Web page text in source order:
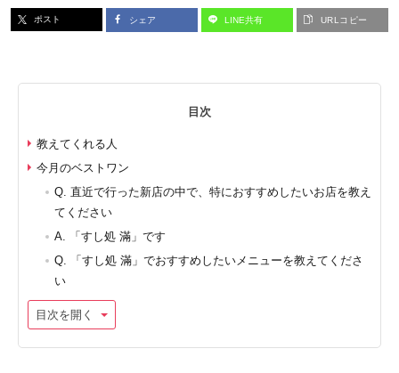
ポスト シェア LINE共有 URLコピー
目次
教えてくれる人
今月のベストワン
Q. 直近で行った新店の中で、特におすすめしたいお店を教え
てください
A. 「すし処 滿」です
Q. 「すし処 滿」でおすすめしたいメニューを教えてくださ
い
目次を開く